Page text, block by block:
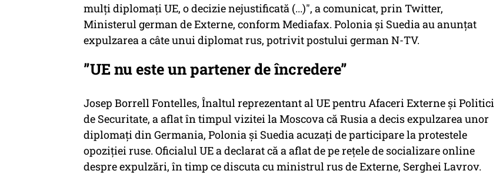
mulţi diplomaţi UE, o decizie nejustificată (...)", a comunicat, prin Twitter,
Ministerul german de Externe, conform Mediafax. Polonia şi Suedia au anunţat
expulzarea a câte unui diplomat rus, potrivit postului german N-TV.
”UE nu este un partener de încredere”
Josep Borrell Fontelles, Înaltul reprezentant al UE pentru Afaceri Externe şi Politici
de Securitate, a aflat în timpul vizitei la Moscova că Rusia a decis expulzarea unor
diplomaţi din Germania, Polonia şi Suedia acuzaţi de participare la protestele
opoziţiei ruse. Oficialul UE a declarat că a aflat de pe reţele de socializare online
despre expulzări, în timp ce discuta cu ministrul rus de Externe, Serghei Lavrov.